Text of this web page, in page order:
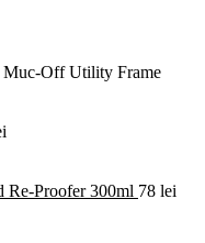
Muc-Off Utility Frame
Re-Proofer 300ml 78 lei